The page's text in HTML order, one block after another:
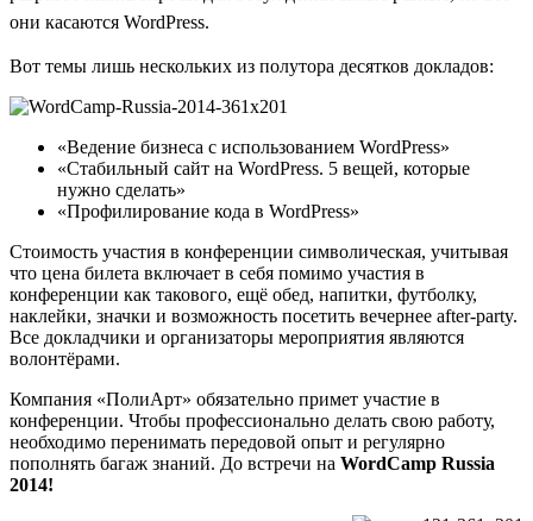
они касаются WordPress.
Вот темы лишь нескольких из полутора десятков докладов:
«Ведение бизнеса с использованием WordPress»
«Стабильный сайт на WordPress. 5 вещей, которые
нужно сделать»
«Профилирование кода в WordPress»
Стоимость участия в конференции символическая, учитывая
что цена билета включает в себя помимо участия в
конференции как такового, ещё обед, напитки, футболку,
наклейки, значки и возможность посетить вечернее after-party.
Все докладчики и организаторы мероприятия являются
волонтёрами.
Компания «ПолиАрт» обязательно примет участие в
конференции. Чтобы профессионально делать свою работу,
необходимо перенимать передовой опыт и регулярно
пополнять багаж знаний. До встречи на WordCamp Russia
2014!